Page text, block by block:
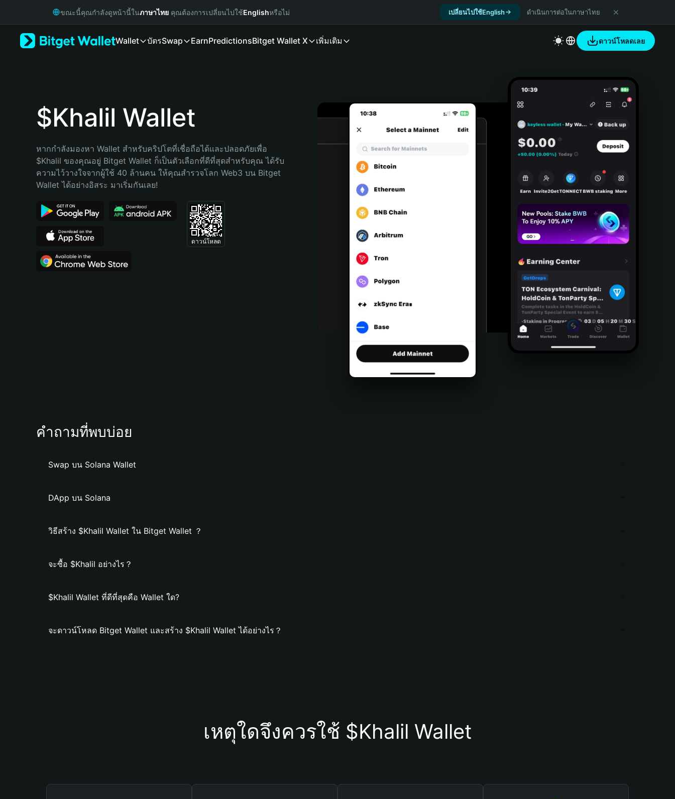
Русский
Bahasa Indonesia
Português (Brasil)
ขณะนี้คุณกำลังดูหน้านี้ในภาษาไทย คุณต้องการเปลี่ยนไปใช้Englishหรือไม่ เปลี่ยนไปใช้English ดำเนินการต่อในภาษาไทย
Wallet บัตรSwap EarnPredictionsBitget Wallet X เพิ่มเติม ดาวน์โหลดเลย
$Khalil Wallet
หากกำลังมองหา Wallet สำหรับคริปโตที่เชื่อถือได้และปลอดภัยเพื่อ
$Khalil ของคุณอยู่ Bitget Wallet ก็เป็นตัวเลือกที่ดีที่สุดสำหรับคุณ ได้รับ
ความไว้วางใจจากผู้ใช้ 40 ล้านคน ให้คุณสำรวจโลก Web3 บน Bitget
Wallet ได้อย่างอิสระ มาเริ่มกันเลย!
ดาวน์โหลด
คำถามที่พบบ่อย
Swap บน Solana Wallet
DApp บน Solana
วิธีสร้าง $Khalil Wallet ใน Bitget Wallet ？
จะซื้อ $Khalil อย่างไร？
$Khalil Wallet ที่ดีที่สุดคือ Wallet ใด?
จะดาวน์โหลด Bitget Wallet และสร้าง $Khalil Wallet ได้อย่างไร？
เหตุใดจึงควรใช้ $Khalil Wallet